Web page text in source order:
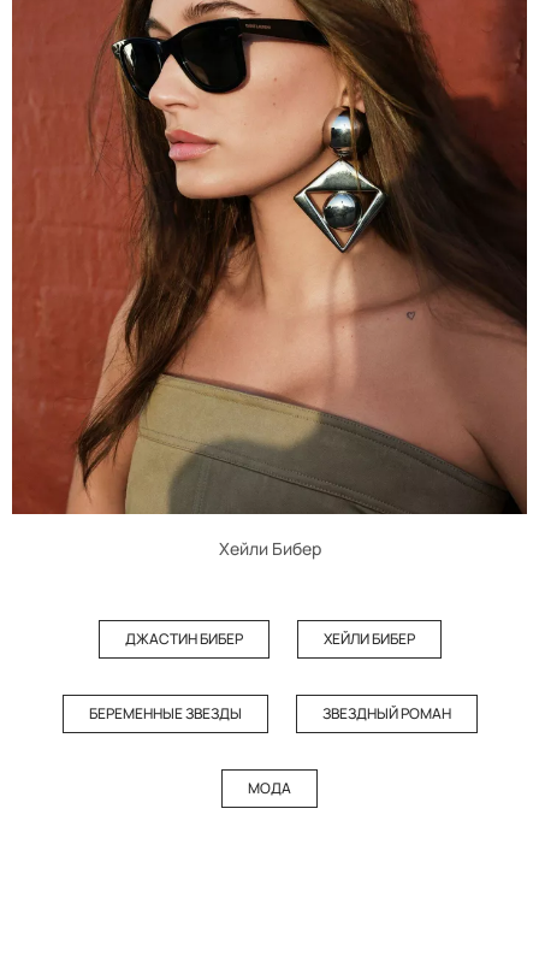
Хейли Бибер
ДЖАСТИН БИБЕР ХЕЙЛИ БИБЕР
БЕРЕМЕННЫЕ ЗВЕЗДЫ ЗВЕЗДНЫЙ РОМАН
МОДА